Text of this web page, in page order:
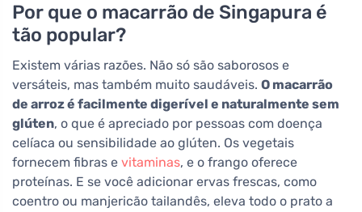
Por que o macarrão de Singapura é
tão popular?
Existem várias razões. Não só são saborosos e
versáteis, mas também muito saudáveis. O macarrão
de arroz é facilmente digerível e naturalmente sem
glúten, o que é apreciado por pessoas com doença
celíaca ou sensibilidade ao glúten. Os vegetais
fornecem fibras e vitaminas, e o frango oferece
proteínas. E se você adicionar ervas frescas, como
coentro ou manjericão tailandês, eleva todo o prato a